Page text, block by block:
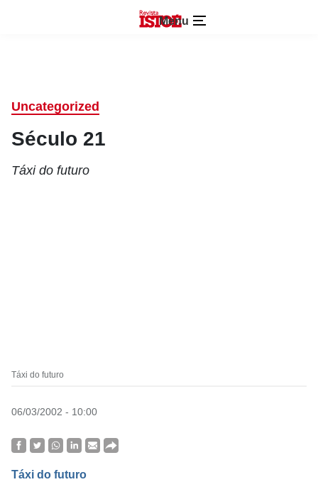
Menu
Uncategorized
Século 21
Táxi do futuro
Táxi do futuro
06/03/2002 - 10:00
Táxi do futuro